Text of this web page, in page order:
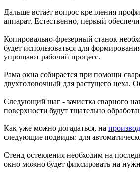
Дальше встаёт вопрос крепления
аппарат. Естественно, первый
Копировально-фрезерный станок
будет использоваться для
упрощают рабочий процесс.
Рама окна собирается при помощи
двухголовочный для растущего цеха.
Следующий шаг - зачистка сварного
поверхности будут тщательно
Как уже можно догадаться, на
следующие подвиды: для
Стенд остекления необходим на
окно можно будет фиксировать на